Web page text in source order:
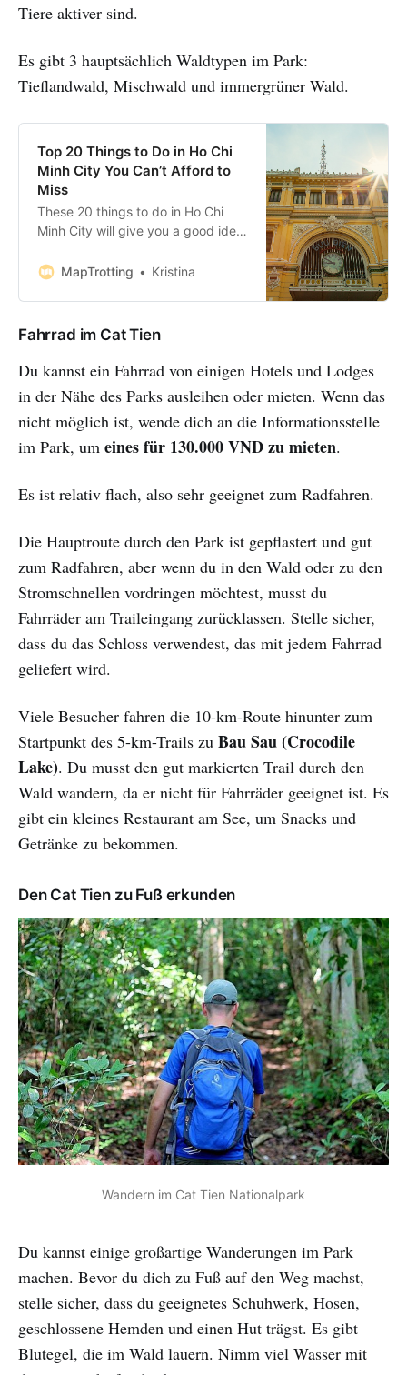
Tiere aktiver sind.
Es gibt 3 hauptsächlich Waldtypen im Park:
Tieflandwald, Mischwald und immergrüner Wald.
Top 20 Things to Do in Ho Chi
Minh City You Can’t Afford to
Miss
These 20 things to do in Ho Chi
Minh City will give you a good idea
Saigon. On this list, you’ll find a
fun experiences, all of which you
can enjoy during your stay
MapTrotting Kristina
Fahrrad im Cat Tien
Du kannst ein Fahrrad von einigen Hotels und Lodges
in der Nähe des Parks ausleihen oder mieten. Wenn das
nicht möglich ist, wende dich an die Informationsstelle
im Park, um eines für 130.000 VND zu mieten.
Es ist relativ flach, also sehr geeignet zum Radfahren.
Die Hauptroute durch den Park ist gepflastert und gut
zum Radfahren, aber wenn du in den Wald oder zu den
Stromschnellen vordringen möchtest, musst du
Fahrräder am Traileingang zurücklassen. Stelle sicher,
dass du das Schloss verwendest, das mit jedem Fahrrad
geliefert wird.
Viele Besucher fahren die 10-km-Route hinunter zum
Startpunkt des 5-km-Trails zu Bau Sau (Crocodile
Lake). Du musst den gut markierten Trail durch den
Wald wandern, da er nicht für Fahrräder geeignet ist. Es
gibt ein kleines Restaurant am See, um Snacks und
Getränke zu bekommen.
Den Cat Tien zu Fuß erkunden
Wandern im Cat Tien Nationalpark
Du kannst einige großartige Wanderungen im Park
machen. Bevor du dich zu Fuß auf den Weg machst,
stelle sicher, dass du geeignetes Schuhwerk, Hosen,
geschlossene Hemden und einen Hut trägst. Es gibt
Blutegel, die im Wald lauern. Nimm viel Wasser mit